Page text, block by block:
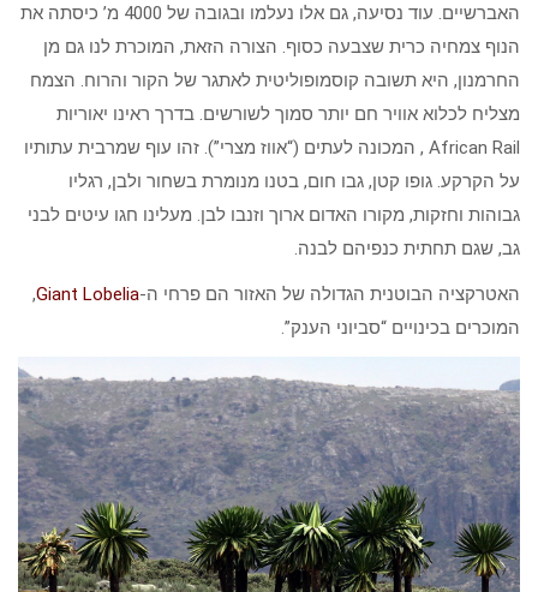
האברשיים. עוד נסיעה, גם אלו נעלמו ובגובה של 4000 מ’ כיסתה את
הנוף צמחיה כרית שצבעה כסוף. הצורה הזאת, המוכרת לנו גם מן
החרמנון, היא תשובה קוסמופוליטית לאתגר של הקור והרוח. הצמח
מצליח לכלוא אוויר חם יותר סמוך לשורשים. בדרך ראינו יאוריות
African Rail , המכונה לעתים (“אווז מצרי”). זהו עוף שמרבית עתותיו
על הקרקע. גופו קטן, גבו חום, בטנו מנומרת בשחור ולבן, רגליו
גבוהות וחזקות, מקורו האדום ארוך וזנבו לבן. מעלינו חגו עיטים לבני
גב, שגם תחתית כנפיהם לבנה.
האטרקציה הבוטנית הגדולה של האזור הם פרחי ה-Giant Lobelia
,
המוכרים בכינויים “סביוני הענק”.